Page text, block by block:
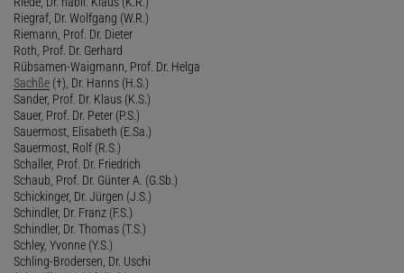
Riegraf, Dr. Wolfgang (W.R.)
Riemann, Prof. Dr. Dieter
Roth, Prof. Dr. Gerhard
Rübsamen-Waigmann, Prof. Dr. Helga
Sachße (†), Dr. Hanns (H.S.)
Sander, Prof. Dr. Klaus (K.S.)
Sauer, Prof. Dr. Peter (P.S.)
Sauermost, Elisabeth (E.Sa.)
Sauermost, Rolf (R.S.)
Schaller, Prof. Dr. Friedrich
Schaub, Prof. Dr. Günter A. (G.Sb.)
Schickinger, Dr. Jürgen (J.S.)
Schindler, Dr. Franz (F.S.)
Schindler, Dr. Thomas (T.S.)
Schley, Yvonne (Y.S.)
Schling-Brodersen, Dr. Uschi